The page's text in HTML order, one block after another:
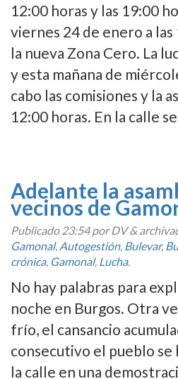
12:00 horas y las 19:00
viernes 24 de enero a
la nueva Zona Cero. La
y esta mañana de
cabo las comisiones y la
12:00 horas. En la calle
Adelante la
vecinos de
Publicado23:54por DV&
Gamonal, Autogestión, Bulevar,
crónica, Gamonal, Lucha.
No hay palabras para
noche en Burgos. Otra
frí­o, el cansancio
consecutivo el pueblo se
la calle en una